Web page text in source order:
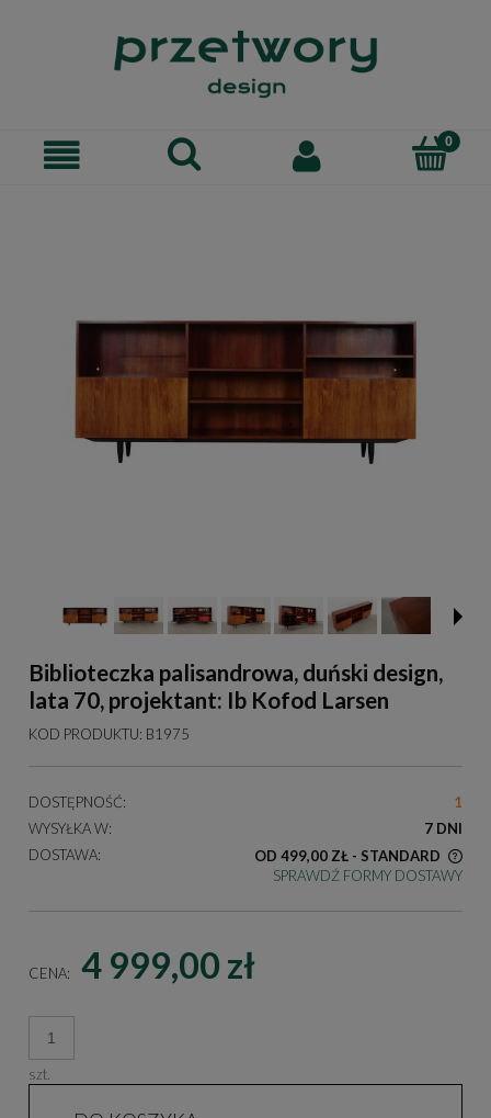
Biblioteczka palisandrowa, duński design,
lata 70, projektant: Ib Kofod Larsen
KOD PRODUKTU: B1975
DOSTĘPNOŚĆ:
1
WYSYŁKA W:
7 DNI
DOSTAWA:
OD 499,00 ZŁ - STANDARD
KOSZT DOSTAWY DOTYCZY PRZESYŁEK NA TERENIE
SPRAWDŹ FORMY DOSTAWY
CENA: 4 999,00 zł
szt.